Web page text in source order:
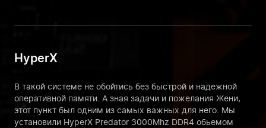
HyperX
В такой системе не обойтись без быстрой и надежной
оперативной памяти. А зная задачи и пожелания Жени,
этот пункт был одним из самых важных для него. Мы
установили HyperX Predator 3000Mhz DDR4 обьемом